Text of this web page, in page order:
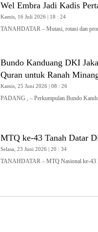
Wel Embra Jadi Kadis
Kamis, 16 Juli 2026 | 18 : 24
TANAHDATAR – Mutasi, rotasi dan
Bundo Kanduang DKI
Quran untuk Ranah
Kamis, 25 Juni 2026 | 08 : 26
PADANG , – Perkumpulan Bundo
MTQ ke-43 Tanah Datar
Selasa, 23 Juni 2026 | 20 : 34
TANAHDATAR – MTQ Nasional ke-43